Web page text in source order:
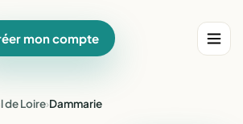
mon compte
de Loire›Dammarie